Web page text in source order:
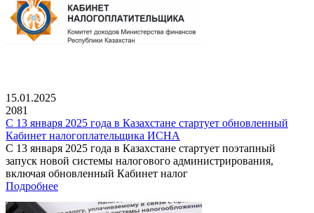
15.01.2025
2081
С 13 января 2025 года в Казахстане стартует обновленный
Кабинет налогоплательщика ИСНА
С 13 января 2025 года в Казахстане стартует поэтапный
запуск новой системы налогового администрирования,
включая обновленный Кабинет налог
Подробнее